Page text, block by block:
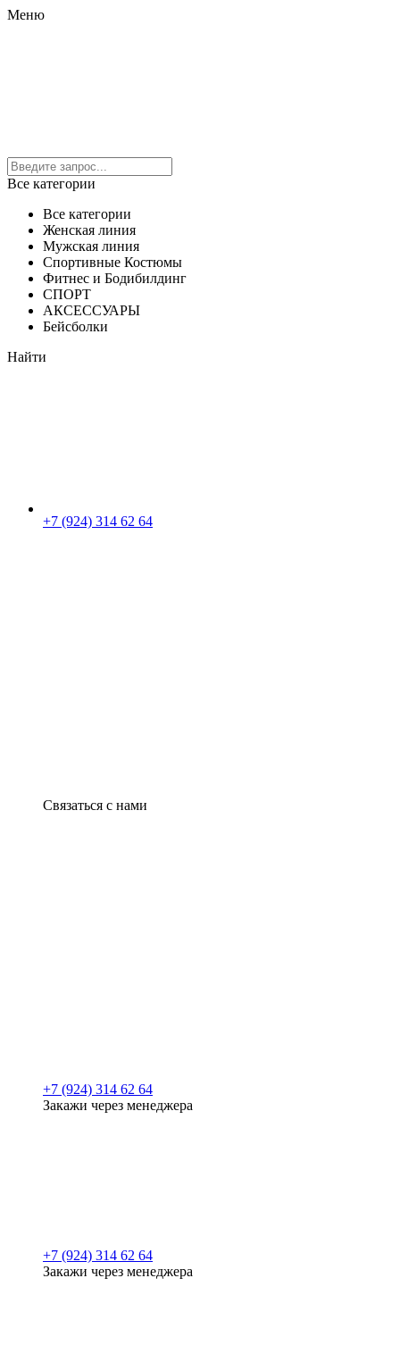
Меню
Все категории
Все категории
Женская линия
Мужская линия
Спортивные Костюмы
Фитнес и Бодибилдинг
СПОРТ
АКСЕССУАРЫ
Бейсболки
Найти
+7 (924) 314 62 64
Связаться с нами
+7 (924) 314 62 64
Закажи через менеджера
+7 (924) 314 62 64
Закажи через менеджера